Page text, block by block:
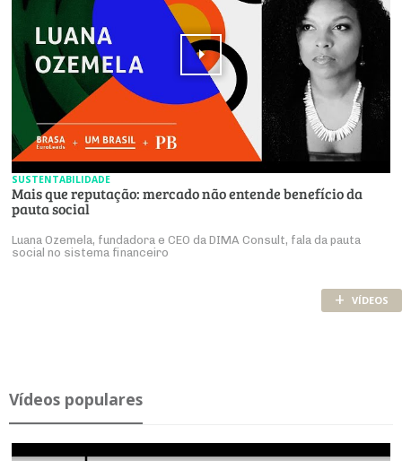
SUSTENTABILIDADE
Mais que reputação: mercado não entende benefício da
pauta social
Luana Ozemela, fundadora e CEO da DIMA Consult, fala da pauta
social no sistema financeiro
+ VÍDEOS
Ví­deos po­pu­lares